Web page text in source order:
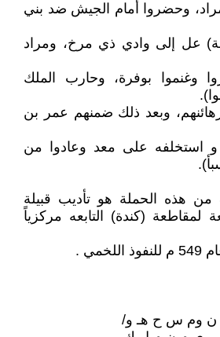
وحضروا أمام الجيش ضد بني
عل إلى وادي ذي مرخ، ومراد
وغنموا بوفرة، وحارب الملك
رهائنهم، وبعد ذلك ضمنهم عمر بن
و استخلفه على معد وعادوا من
من هذه الحملة هو تأديب قبيلة
(كندة) التابعه مركزياً
.